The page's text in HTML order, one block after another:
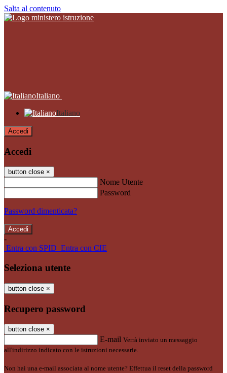
Salta al contenuto
Italiano
Italiano
Accedi
Accedi
button close ×
Nome Utente
Password
Password dimenticata?
-
Entra con SPID Entra con CIE
Seleziona utente
button close ×
Recupero password
button close ×
E-mail Verrà inviato un messaggio
all'indirizzo indicato con le istruzioni necessarie.
Non hai una e-mail associata al nome utente? Effettua il reset della password